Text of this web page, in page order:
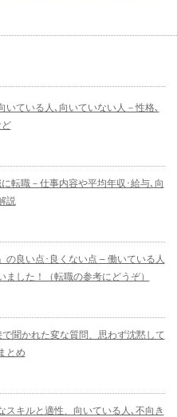
いている人､向いていない人－性格､
転職－仕事内容や平均年収･給与､向
説
の良い点･良くない点 – 働いている人
ました！（転職の参考にどうぞ）
で聞かれた変な質問、思わず沈黙して
とめ
スキルと適性、向いている人､不向き